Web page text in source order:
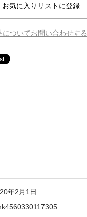
についてお問い合わせする
年2月1日